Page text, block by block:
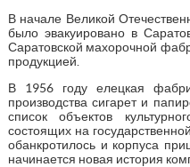
В начале Великой
было эвакуировано в
Саратовской махорочной
продукцией.
В 1956 году елецкая
производства сигарет и
список объектов
состоящих на
обанкротилось и корпуса
начинается новая история